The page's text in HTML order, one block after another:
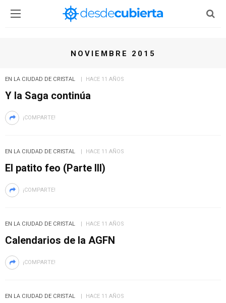
NOVIEMBRE 2015
EN LA CIUDAD DE CRISTAL HACE 11 AÑOS
Y la Saga continúa
¡COMPARTE!
EN LA CIUDAD DE CRISTAL HACE 11 AÑOS
El patito feo (Parte III)
¡COMPARTE!
EN LA CIUDAD DE CRISTAL HACE 11 AÑOS
Calendarios de la AGFN
¡COMPARTE!
EN LA CIUDAD DE CRISTAL HACE 11 AÑOS